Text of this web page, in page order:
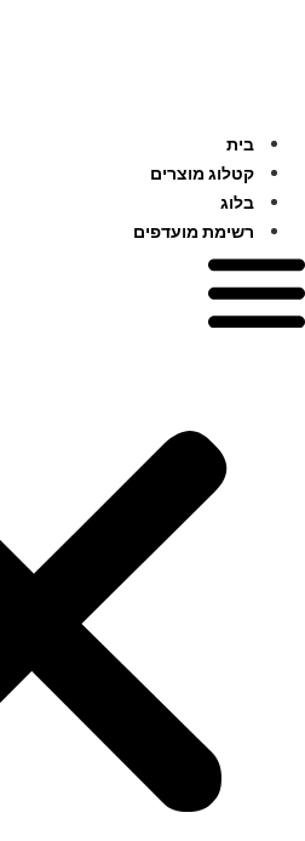
בית
קטלוג מוצרים
בלוג
רשימת מועדפים